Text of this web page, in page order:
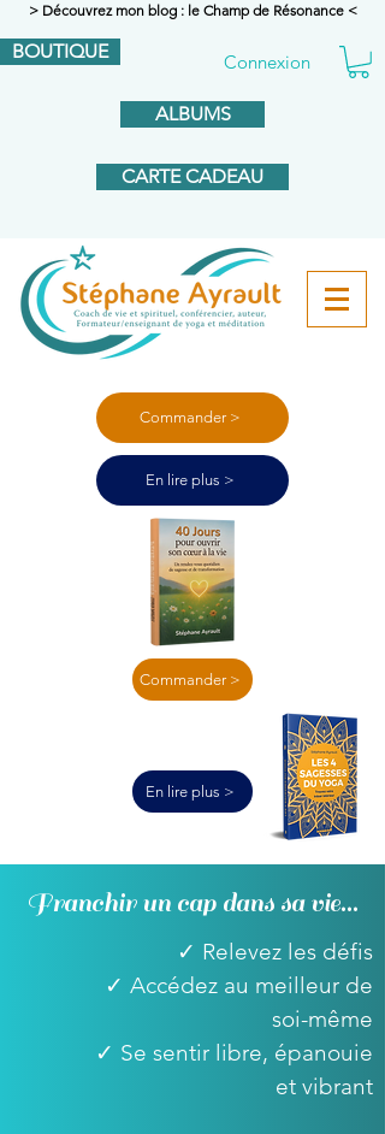
> Découvrez mon blog : le Champ de Résonance <
BOUTIQUE Connexion
ALBUMS
CARTE CADEAU
Commander >
En lire plus >
Commander >
En lire plus >
Franchir un cap dans sa vie...
✓ Relevez les défis
✓ Accédez au meilleur de
soi-même
✓ Se sentir libre, épanouie
et vibrant